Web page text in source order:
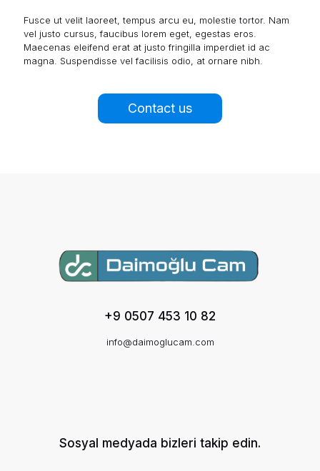
Fusce ut velit laoreet, tempus arcu eu, molestie tortor. Nam
vel justo cursus, faucibus lorem eget, egestas eros.
Maecenas eleifend erat at justo fringilla imperdiet id ac
magna. Suspendisse vel facilisis odio, at ornare nibh.
Contact us
+9 0507 453 10 82
info@daimoglucam.com
Sosyal medyada bizleri takip edin.